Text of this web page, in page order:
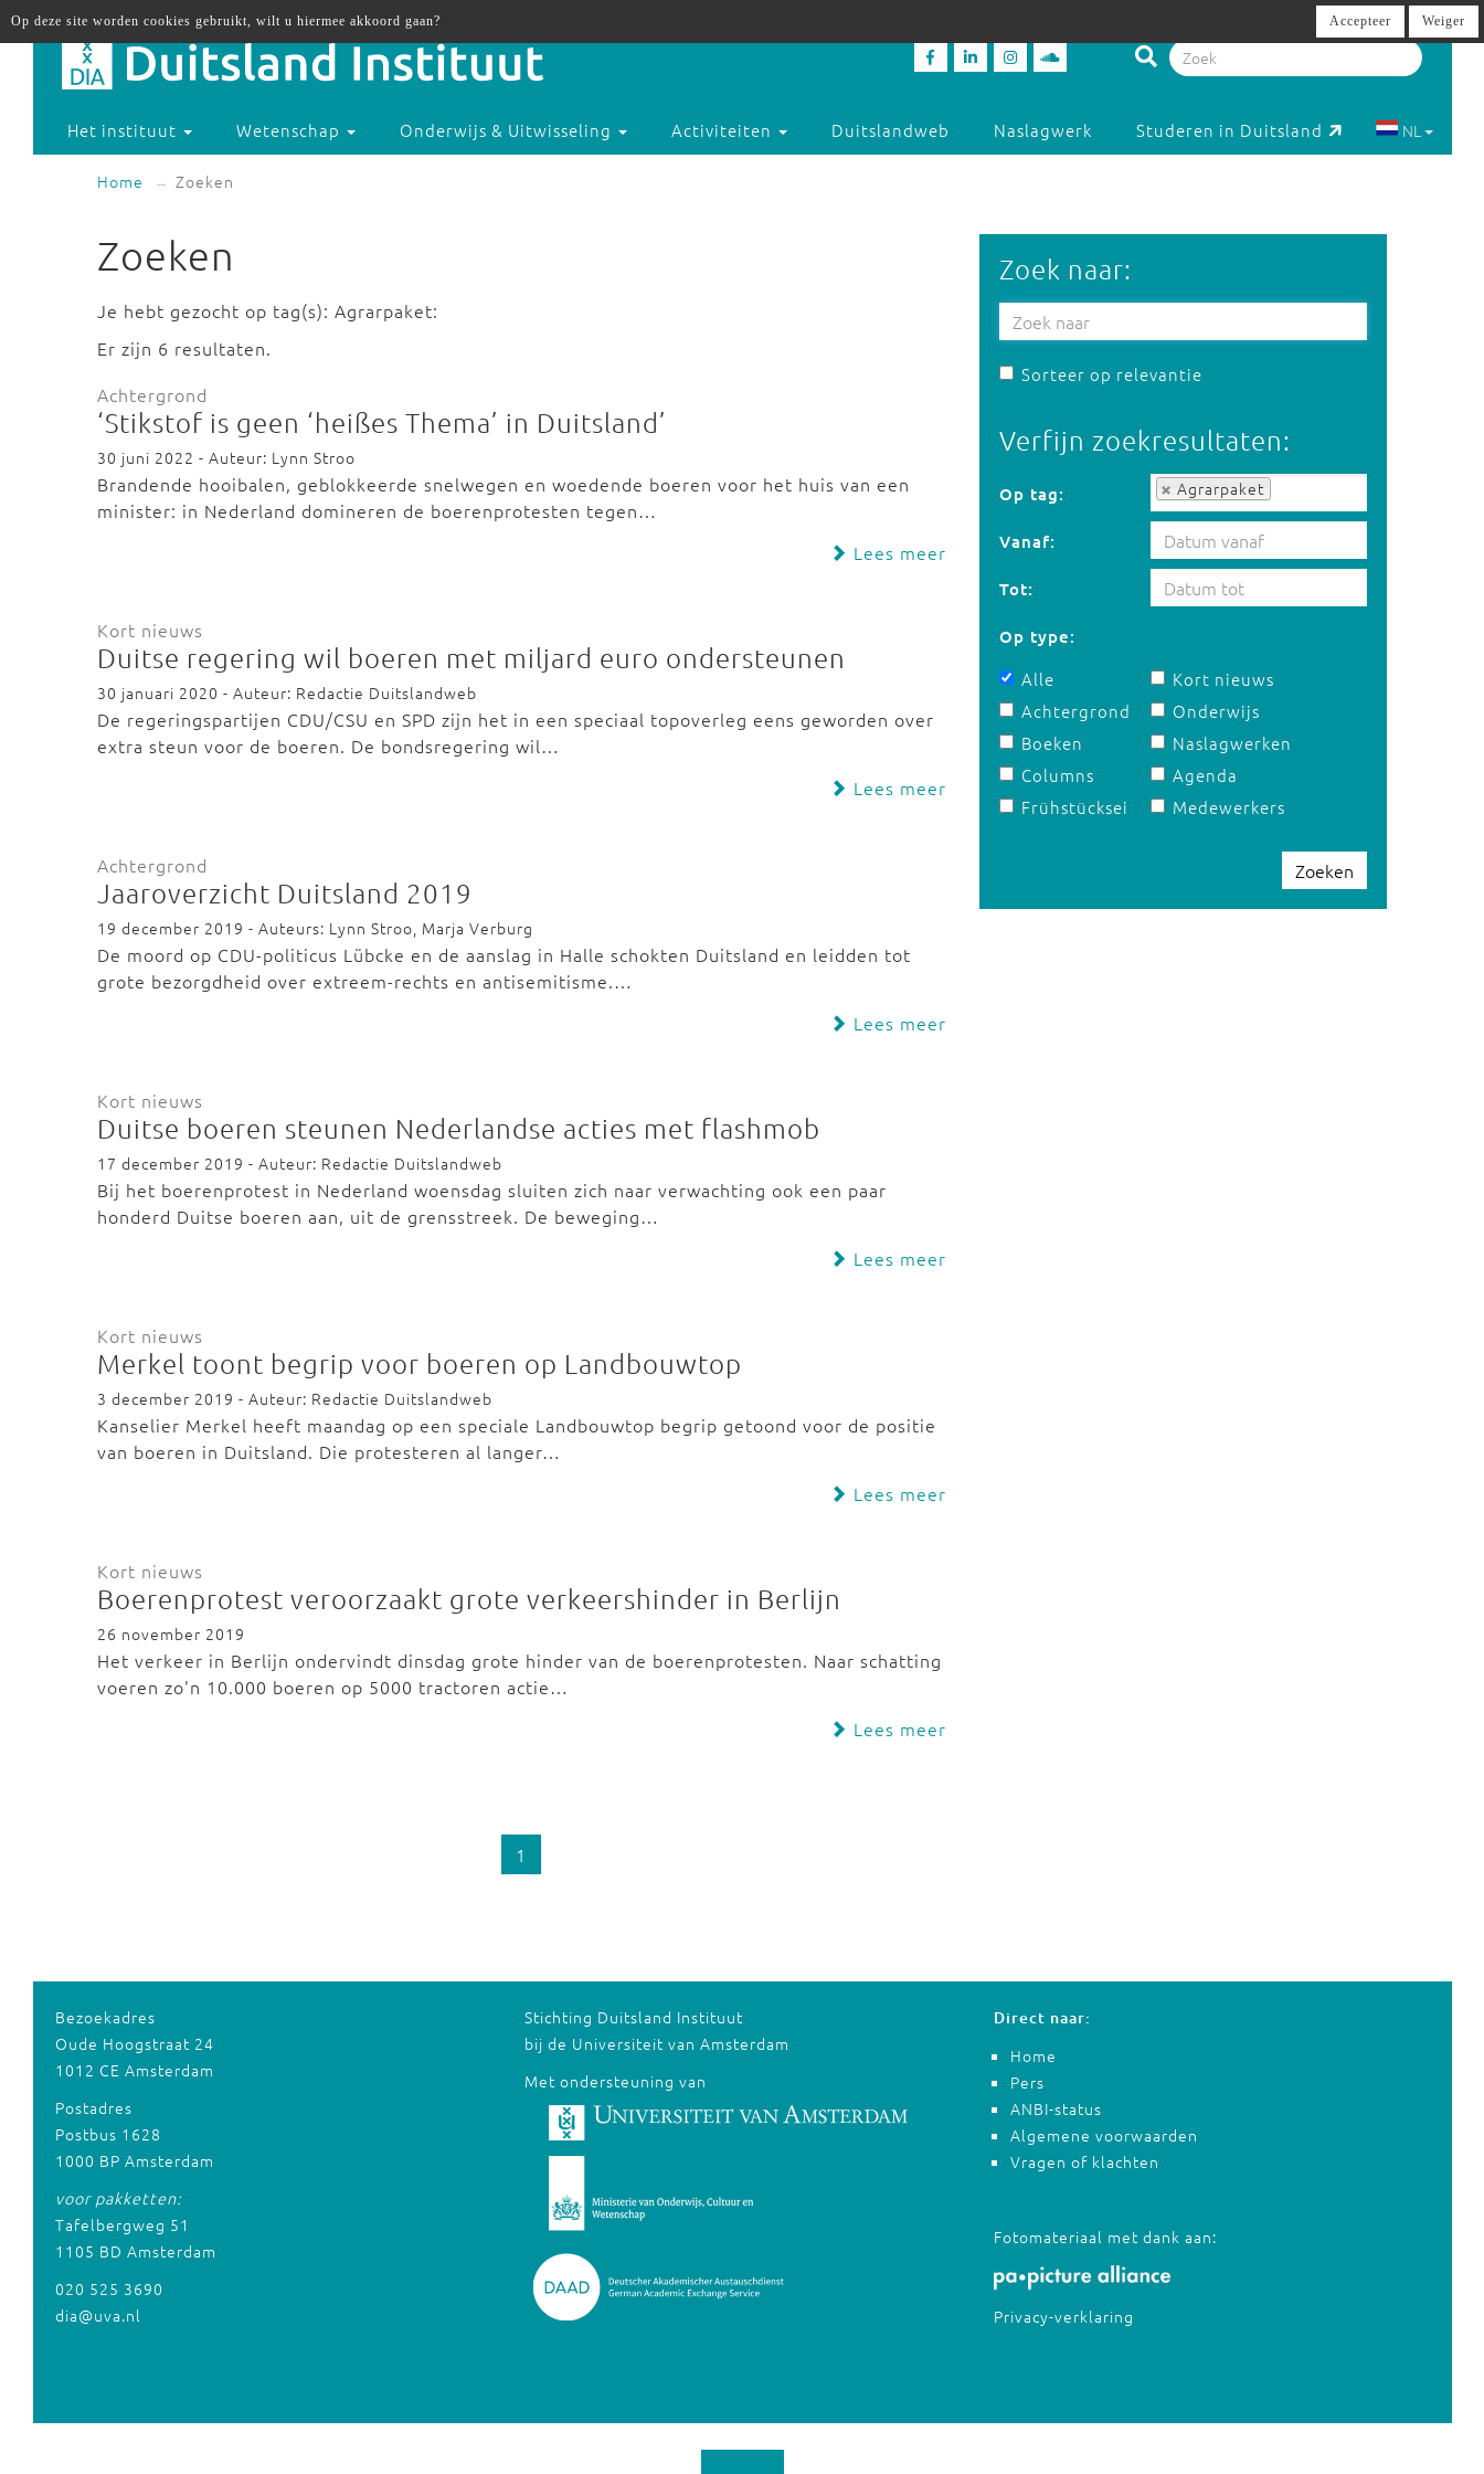
Het instituut Wetenschap Onderwijs & Uitwisseling Activiteiten Duitslandweb Naslagwerk Studeren in Duitsland NL
Home Zoeken
Zoeken
Je hebt gezocht op tag(s): Agrarpaket:
Er zijn 6 resultaten.
Achtergrond
‘Stikstof is geen ‘heißes Thema’ in Duitsland’
30 juni 2022 - Auteur: Lynn Stroo
Brandende hooibalen, geblokkeerde snelwegen en woedende boeren voor het huis van een
minister: in Nederland domineren de boerenprotesten tegen…
Lees meer
Kort nieuws
Duitse regering wil boeren met miljard euro ondersteunen
30 januari 2020 - Auteur: Redactie Duitslandweb
De regeringspartijen CDU/CSU en SPD zijn het in een speciaal topoverleg eens geworden over
extra steun voor de boeren. De bondsregering wil…
Lees meer
Achtergrond
Jaaroverzicht Duitsland 2019
19 december 2019 - Auteurs: Lynn Stroo, Marja Verburg
De moord op CDU-politicus Lübcke en de aanslag in Halle schokten Duitsland en leidden tot
grote bezorgdheid over extreem-rechts en antisemitisme.…
Lees meer
Kort nieuws
Duitse boeren steunen Nederlandse acties met flashmob
17 december 2019 - Auteur: Redactie Duitslandweb
Bij het boerenprotest in Nederland woensdag sluiten zich naar verwachting ook een paar
honderd Duitse boeren aan, uit de grensstreek. De beweging…
Lees meer
Kort nieuws
Merkel toont begrip voor boeren op Landbouwtop
3 december 2019 - Auteur: Redactie Duitslandweb
Kanselier Merkel heeft maandag op een speciale Landbouwtop begrip getoond voor de positie
van boeren in Duitsland. Die protesteren al langer…
Lees meer
Kort nieuws
Boerenprotest veroorzaakt grote verkeershinder in Berlijn
26 november 2019
Het verkeer in Berlijn ondervindt dinsdag grote hinder van de boerenprotesten. Naar schatting
voeren zo'n 10.000 boeren op 5000 tractoren actie…
Lees meer
1
Zoek naar:
Sorteer op relevantie
Verfijn zoekresultaten:
Op tag: Agrarpaket
Op tag:
Vanaf:
Tot:
Op type:
Alle
Achtergrond
Boeken
Columns
Frühstücksei
Kort nieuws
Onderwijs
Naslagwerken
Agenda
Medewerkers
Zoeken
Bezoekadres
Oude Hoogstraat 24
1012 CE Amsterdam
Postadres
Postbus 1628
1000 BP Amsterdam
voor pakketten:
Tafelbergweg 51
1105 BD Amsterdam
020 525 3690
dia@uva.nl
Stichting Duitsland Instituut
bij de Universiteit van Amsterdam
Met ondersteuning van
Direct naar:
Home
Pers
ANBI-status
Algemene voorwaarden
Vragen of klachten
Fotomateriaal met dank aan:
Privacy-verklaring
Op deze site worden cookies gebruikt, wilt u hiermee akkoord gaan? Accepteer Weiger